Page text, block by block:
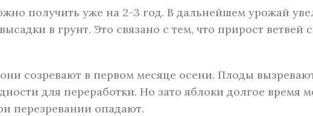
получить уже на 2-3 год. В дальнейшем урожай
в грунт. Это связано с тем, что прирост ветвей
созревают в первом месяце осени. Плоды
для переработки. Но зато яблоки долгое время
перезревании опадают.